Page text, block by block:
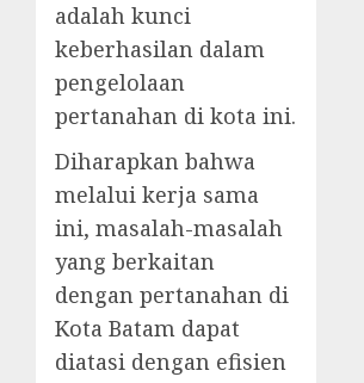
adalah kunci
keberhasilan dalam
pengelolaan
pertanahan di kota ini.
Diharapkan bahwa
melalui kerja sama
ini, masalah-masalah
yang berkaitan
dengan pertanahan di
Kota Batam dapat
diatasi dengan efisien